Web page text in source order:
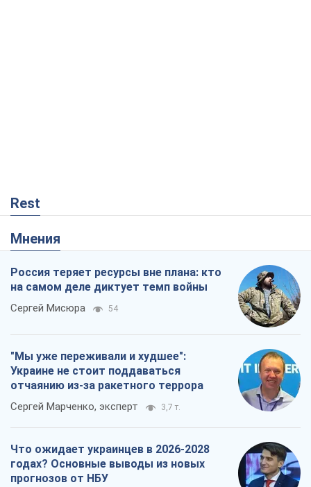
Rest
Мнения
Россия теряет ресурсы вне плана: кто
на самом деле диктует темп войны
Сергей Мисюра 54
"Мы уже переживали и худшее":
Украине не стоит поддаваться
отчаянию из-за ракетного террора
Сергей Марченко, эксперт 3,7 т.
Что ожидает украинцев в 2026-2028
годах? Основные выводы из новых
прогнозов от НБУ